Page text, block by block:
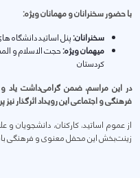
با حضور سخنرانان و مهمانان ویژه:
سخنرانان:پنل اساتید دانشگاه
میهمان ویژه:حجت الاسلام و
کردستان
در این مراسم، ضمن گرامی‌داشت یاد و
فرهنگی و اجتماعی این رویداد اثرگذار
از عموم اساتید، کارکنان،
زینت‌بخش این محفل معنوی و فرهنگی